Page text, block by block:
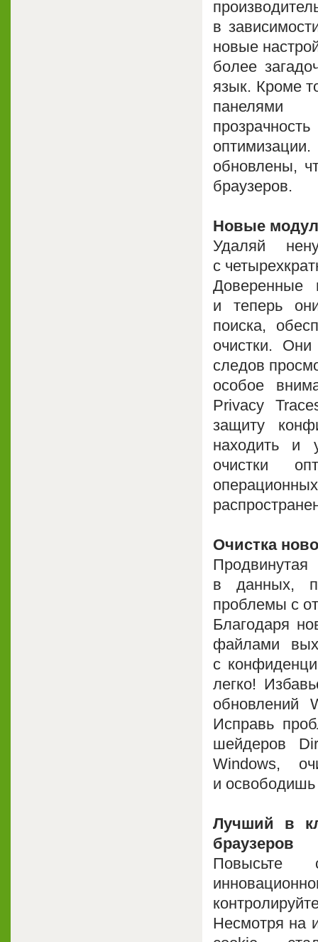
в
новые
более
язык. Кроме
панелями
обновлены,
браузеров.
Новые
Удаляй
с
Доверенные
и теперь
поиска,
очистки.
следов
особое
Privacy
защиту
находить и
очистки
Очистка
в данных,
проблемы с
Благодаря
файлами
с
легко!
обновлений
Исправь
шейдеров
Windows,
и освободишь
Лучший в
браузеров
Повысьте
Несмотря на